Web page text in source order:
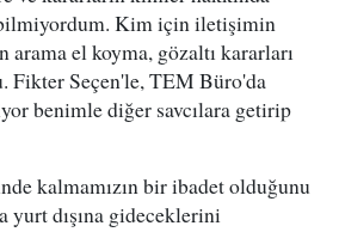
Kim için iletişimin
el koyma, gözaltı kararları
Fikter Seçen'le, TEM Büro'da
benimle diğer savcılara getirip
kalmamızın bir ibadet olduğunu
yurt dışına gideceklerini